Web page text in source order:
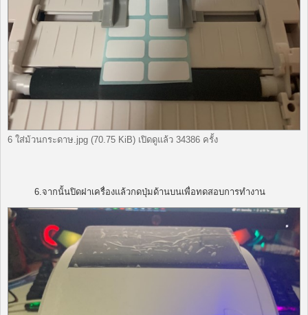
6 ใส่ม้วนกระดาษ.jpg (70.75 KiB) เปิดดูแล้ว 34386 ครั้ง
6.จากนั้นปิดฝาเครื่องแล้วกดปุ่มด้านบนเพื่อทดสอบการทำงาน